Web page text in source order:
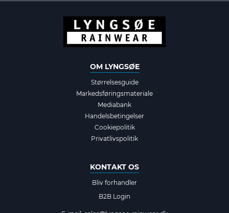
OM LYNGSØE
Størrelsesguide
Markedsføringsmateriale
Mediabank
Handelsbetingelser
Cookiepolitik
Privatlivspolitik
KONTAKT OS
Bliv forhandler
B2B Login